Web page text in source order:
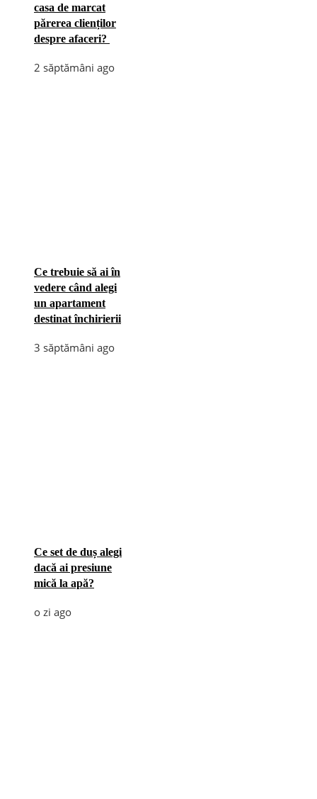
casa de marcat
părerea clienților
despre afaceri?
2 săptămâni ago
Ce trebuie să ai în
vedere când alegi
un apartament
destinat închirierii
3 săptămâni ago
Ce set de duș alegi
dacă ai presiune
mică la apă?
o zi ago